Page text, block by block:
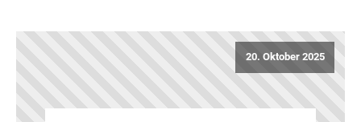
20. Oktober 2025